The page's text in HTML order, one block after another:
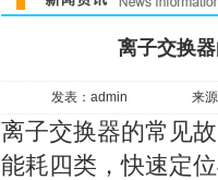
离子交换
发表：admin 来
离子交换器的常见
能耗四类，快速定